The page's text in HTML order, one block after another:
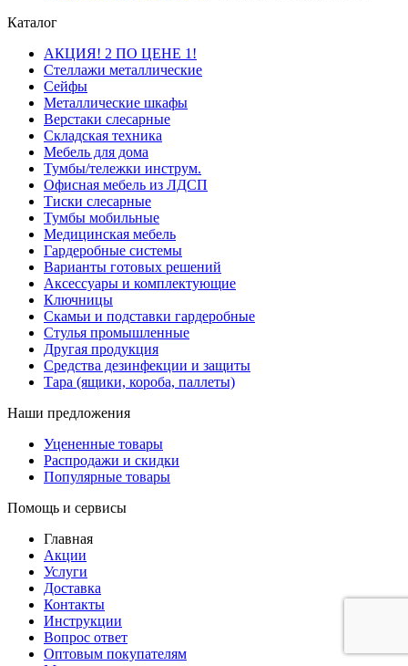
Каталог
АКЦИЯ! 2 ПО ЦЕНЕ 1!
Стеллажи металлические
Сейфы
Металлические шкафы
Верстаки слесарные
Складская техника
Мебель для дома
Тумбы/тележки инструм.
Офисная мебель из ЛДСП
Тиски слесарные
Тумбы мобильные
Медицинская мебель
Гардеробные системы
Варианты готовых решений
Аксессуары и комплектующие
Ключницы
Скамьи и подставки гардеробные
Стулья промышленные
Другая продукция
Средства дезинфекции и защиты
Тара (ящики, короба, паллеты)
Наши предложения
Уцененные товары
Распродажи и скидки
Популярные товары
Помощь и сервисы
Главная
Акции
Услуги
Доставка
Контакты
Инструкции
Вопрос ответ
Оптовым покупателям